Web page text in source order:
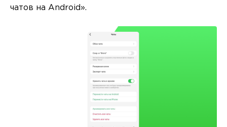
чатов на Android».